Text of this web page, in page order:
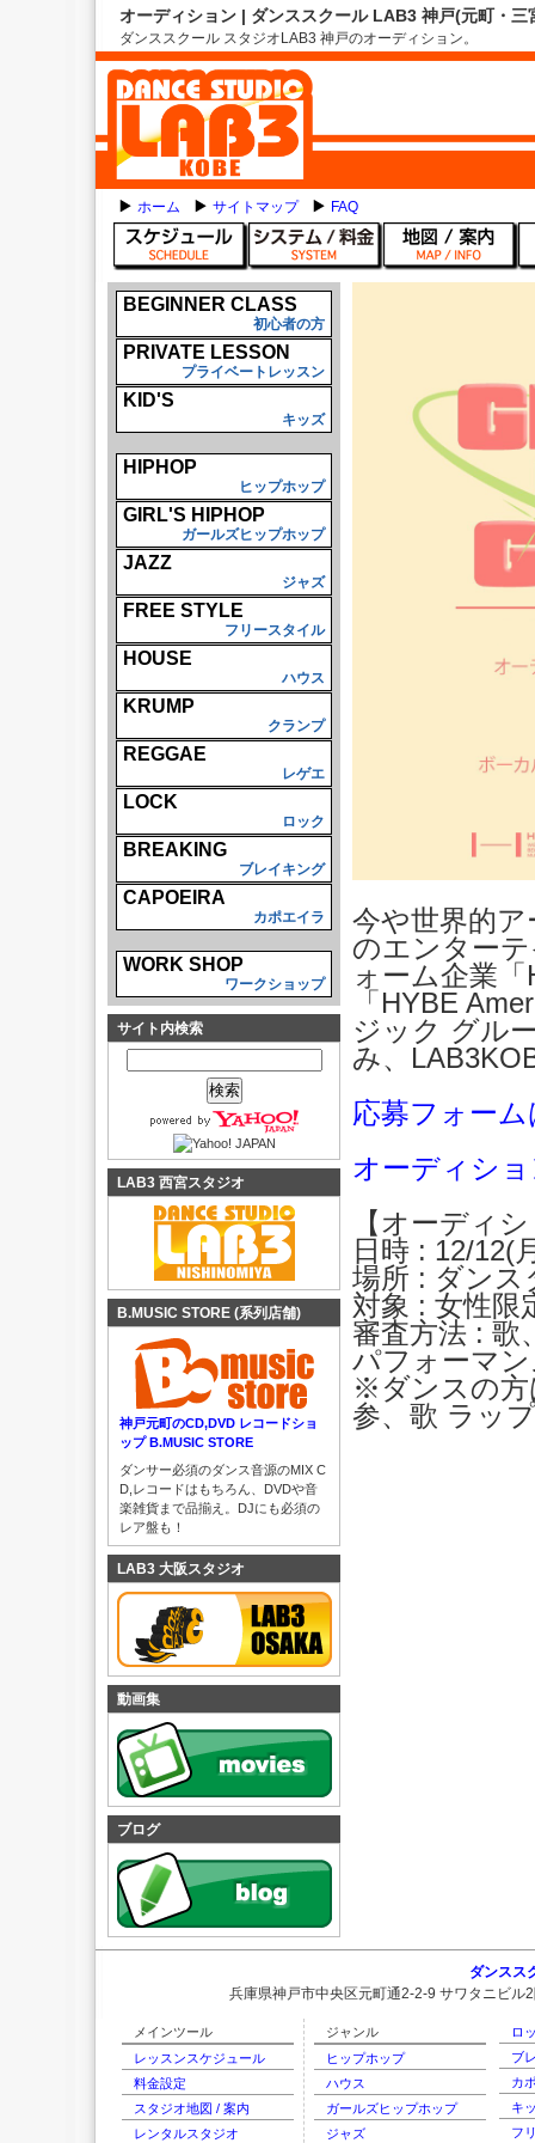
オーディション | ダンススクール LAB3 神戸(元町・三
ダンススクール スタジオLAB3 神戸のオーディション。
ホーム サイトマップ FAQ
BEGINNER CLASS
初心者の方
PRIVATE LESSON
プライベートレッスン
KID'S
キッズ
HIPHOP
ヒップホップ
GIRL'S HIPHOP
ガールズヒップホップ
JAZZ
ジャズ
FREE STYLE
フリースタイル
HOUSE
ハウス
KRUMP
クランプ
REGGAE
レゲエ
LOCK
ロック
BREAKING
ブレイキング
CAPOEIRA
カポエイラ
WORK SHOP
ワークショップ
サイト内検索
LAB3 西宮スタジオ
B.MUSIC STORE (系列店舗)
神戸元町のCD,DVD レコードショ
ップ B.MUSIC STORE
ダンサー必須のダンス音源のMIX C
D,レコードはもちろん、DVDや音
楽雑貨まで品揃え。DJにも必須の
レア盤も！
LAB3 大阪スタジオ
動画集
ブログ
今や世界的
のエンター
ォーム企業
「HYBE
ジック グル
み、
応募フォー
オーディシ
【オーディ
日時 : 12/
場所 : ダンス
対象 : 女性限
審査方法 : 歌
パフォーマ
※ダンスの方
参、歌 ラッ
ダンスス
兵庫県神戸市中央区元町通2-2-9 サワタニビル
メインツール
レッスンスケジュール
料金設定
スタジオ地図 / 案内
レンタルスタジオ
ジャンル
ヒップホップ
ハウス
ガールズヒップホップ
ジャズ
ロ
ブ
カ
キ
フ